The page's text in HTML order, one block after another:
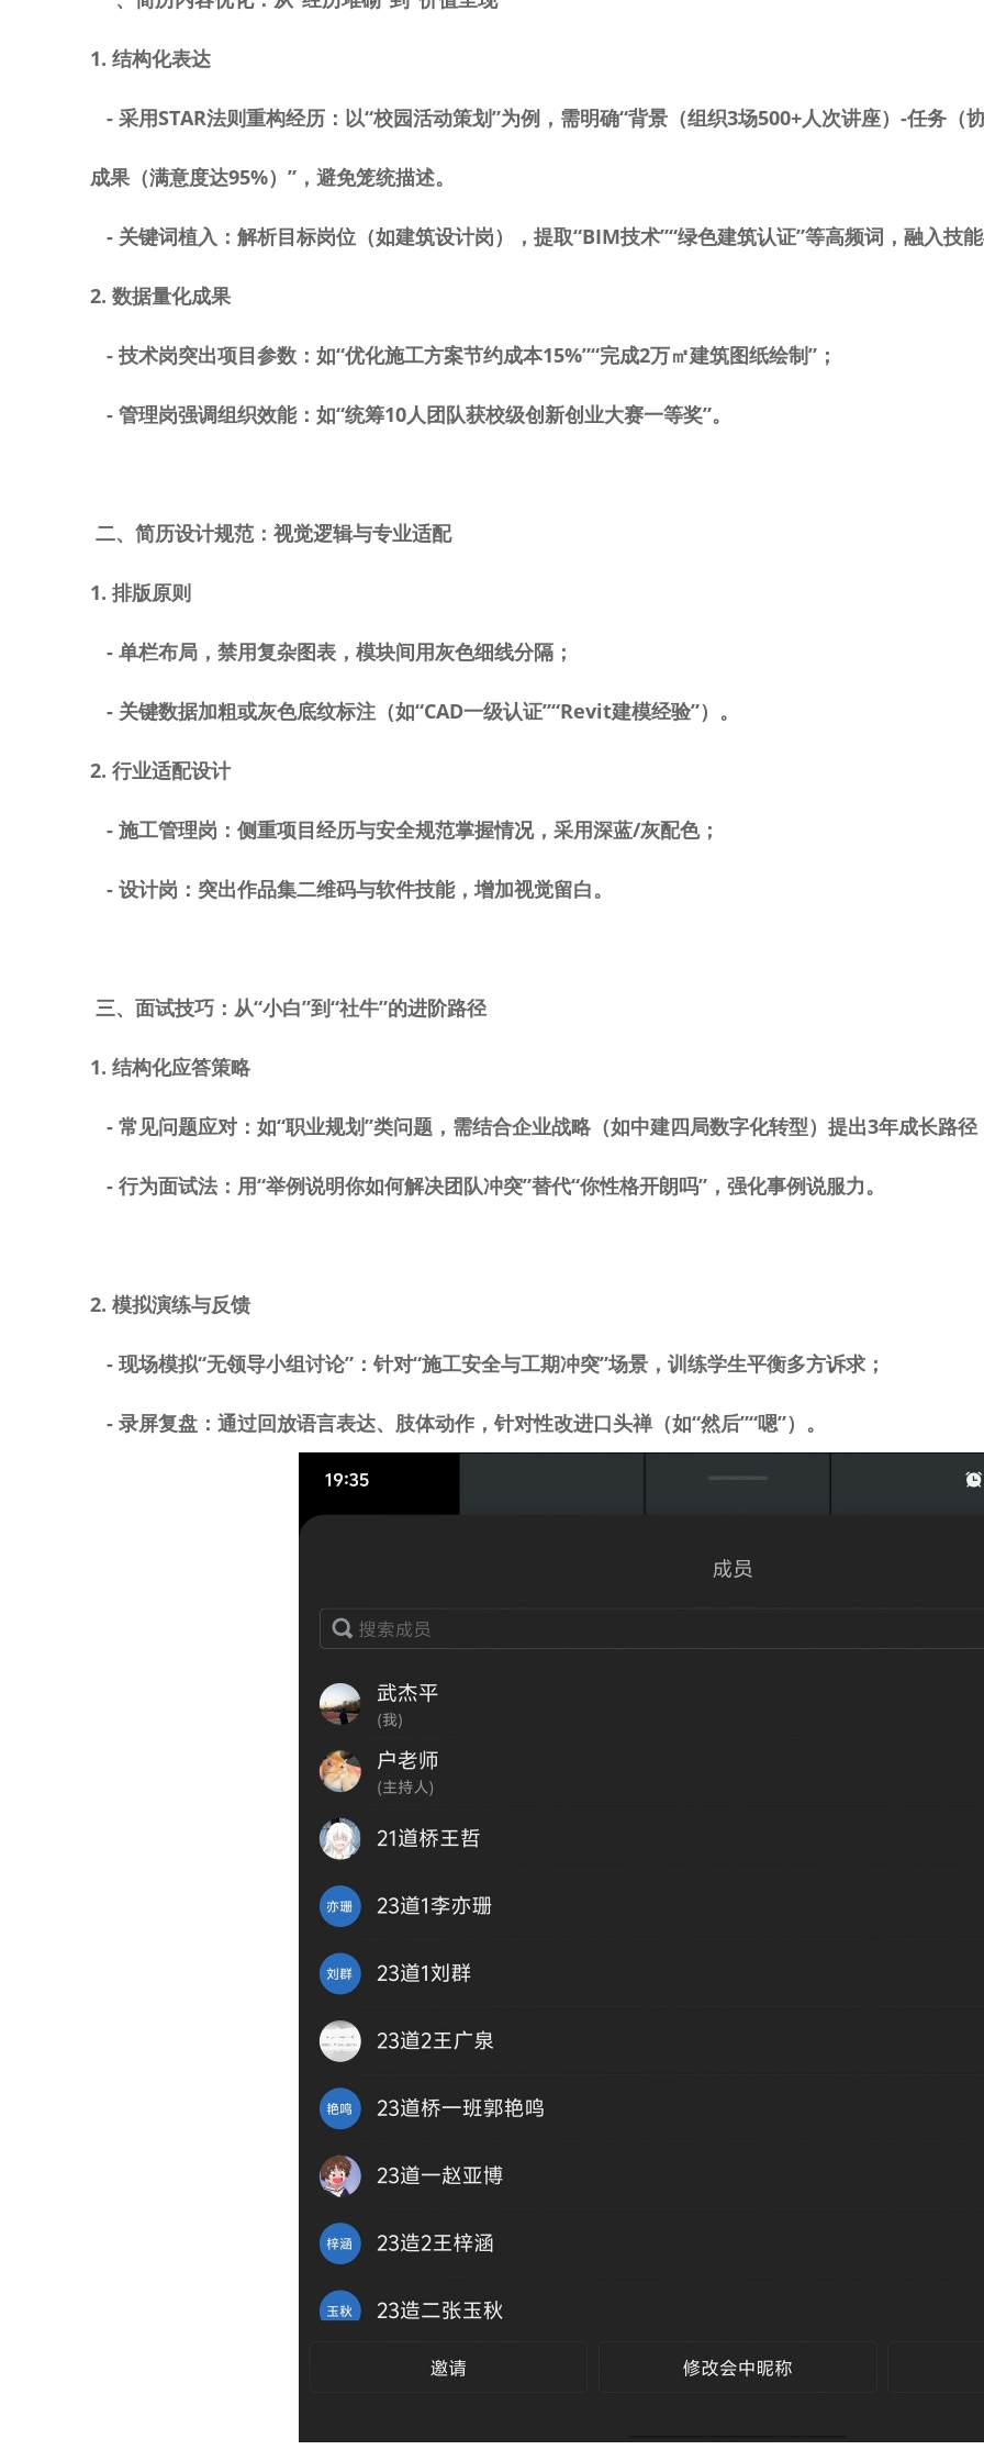
1. 结构化表达
- 采用STAR法则重构经历：以“校园活动策划”为例，需明确“背景（组织3场500+人次讲座） -任务（
成果（满意度达95%）”，避免笼统描述。
- 关键词植入：解析目标岗位（如建筑设计岗），提取“BIM技术”“绿色建筑认证”等高频词，融入技
2. 数据量化成果
- 技术岗突出项目参数：如“优化施工方案节约成本15%”“完成2万㎡建筑图纸绘制”；
- 管理岗强调组织效能：如“统筹10人团队获校级创新创业大赛一等奖”。
二、简历设计规范：视觉逻辑与专业适配
1. 排版原则
- 单栏布局，禁用复杂图表，模块间用灰色细线分隔；
- 关键数据加粗或灰色底纹标注（如“CAD一级认证”“Revit建模经验”）。
2. 行业适配设计
- 施工管理岗：侧重项目经历与安全规范掌握情况，采用深蓝/灰配色；
- 设计岗：突出作品集二维码与软件技能，增加视觉留白。
三、面试技巧：从“小白”到“社牛”的进阶路径
1. 结构化应答策略
- 常见问题应对：如“职业规划”类问题，需结合企业战略（如中建四局数字化转型）提出3年成长路
- 行为面试法：用“举例说明你如何解决团队冲突”替代“你性格开朗吗”，强化事例说服力。
2. 模拟演练与反馈
- 现场模拟“无领导小组讨论”：针对“施工安全与工期冲突”场景，训练学生平衡多方诉求；
- 录屏复盘：通过回放语言表达、肢体动作，针对性改进口头禅（如“然后”“嗯”）。